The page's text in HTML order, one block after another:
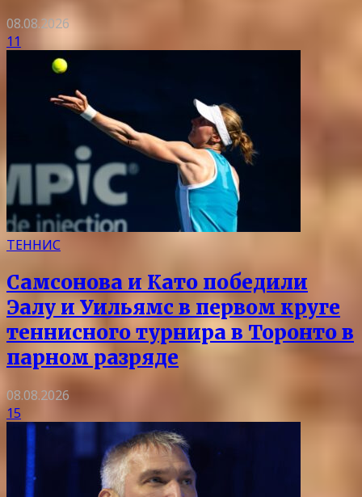
08.08.2026
11
ТЕННИС
Самсонова и Като победили
Эалу и Уильямс в первом круге
теннисного турнира в Торонто в
парном разряде
08.08.2026
15